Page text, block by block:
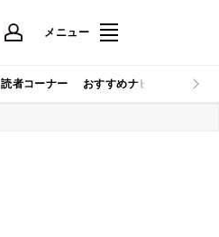
メニュー
読者コーナー おすすめナビ マイナビ